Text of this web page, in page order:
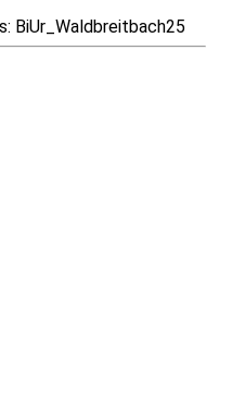
BiUr_Waldbreitbach25